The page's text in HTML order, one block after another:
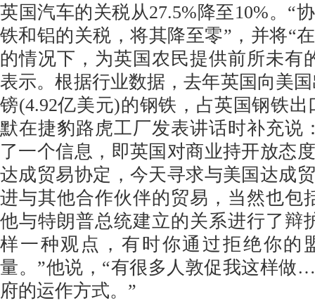
英国汽车的关税从27.5%降至10%。“
铁和铝的关税，将其降至零”，并将“
的情况下，为英国农民提供前所未有
表示。根据行业数据，去年英国向美
镑(4.92亿美元)的钢铁，占英国钢铁出
默在捷豹路虎工厂发表讲话时补充说
了一个信息，即英国对商业持开放态
达成贸易协定，今天寻求与美国达成
进与其他合作伙伴的贸易，当然也包
他与特朗普总统建立的关系进行了辩
样一种观点，有时你通过拒绝你的
量。”他说，“有很多人敦促我这样
府的运作方式。”